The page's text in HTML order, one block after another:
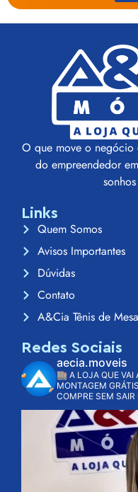
O que move o negócio
do empreendedor
Links
Quem Somos
Avisos Importantes
Dúvidas
Contato
A&Cia Tênis de Mesa
Redes Sociais
aecia.moveis
🏬 A LOJA QUE VAI
MONTAGEM GRÁTIS
COMPRE SEM